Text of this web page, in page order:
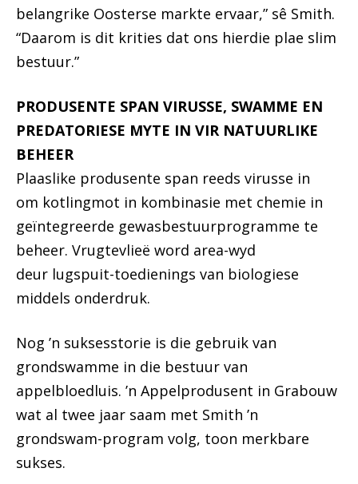
belangrike Oosterse markte ervaar,” sê Smith.
“Daarom is dit krities dat ons hierdie plae slim
bestuur.”
PRODUSENTE SPAN VIRUSSE, SWAMME EN
PREDATORIESE MYTE IN VIR NATUURLIKE
BEHEER
Plaaslike produsente span reeds virusse in
om kotlingmot in kombinasie met chemie in
geïntegreerde gewasbestuurprogramme te
beheer. Vrugtevlieë word area-wyd
deur lugspuit-toedienings van biologiese
middels onderdruk.
Nog ’n suksesstorie is die gebruik van
grondswamme in die bestuur van
appelbloedluis. ’n Appelprodusent in Grabouw
wat al twee jaar saam met Smith ’n
grondswam-program volg, toon merkbare
sukses.